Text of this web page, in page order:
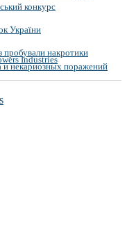
конкурс
України
пробували накротики
Industries
и некариозных поражений